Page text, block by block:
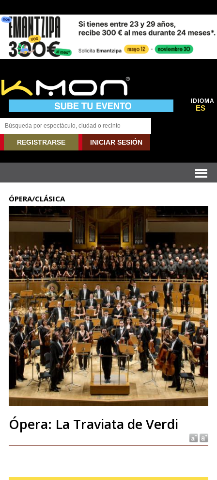
IDIOMA
ES
REGISTRARSE INICIAR SESIÓN
ÓPERA/CLÁSICA
Ópera: La Traviata de Verdi